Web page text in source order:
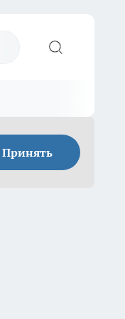
Принять